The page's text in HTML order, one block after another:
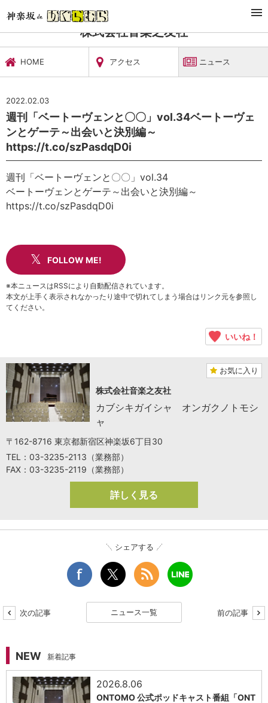
文化施設・ギャラリー
株式会社音楽之友社
HOME アクセス ニュース
2022.02.03
週刊「ベートーヴェンと〇〇」vol.34ベートーヴェ
ンとゲーテ～出会いと決別編～
https://t.co/szPasdqD0i
週刊「ベートーヴェンと〇〇」vol.34
ベートーヴェンとゲーテ～出会いと決別編～
https://t.co/szPasdqD0i
FOLLOW ME!
※本ニュースはRSSにより自動配信されています。
本文が上手く表示されなかったり途中で切れてしまう場合はリンク元を参照し
てください。
いいね！
お気に入り
株式会社音楽之友社
カブシキガイシャ オンガクノトモシ
ャ
〒162-8716 東京都新宿区神楽坂6丁目30
TEL：03-3235-2113（業務部）
FAX：03-3235-2119（業務部）
詳しく見る
シェアする
次の記事 ニュース一覧 前の記事
NEW 新着記事
2026.8.06
ONTOMO 公式ポッドキャスト番組「ONT